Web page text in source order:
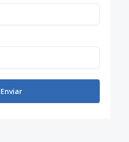
Enviar